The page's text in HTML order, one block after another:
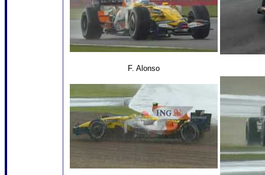
F. Alonso